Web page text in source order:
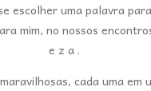
escolher uma palavra
mim, no nossos
e z a .
cada uma em